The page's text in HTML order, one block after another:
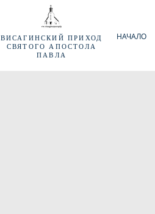
ВИСАГИНСКИЙ ПРИХОД
СВЯТОГО АПОСТОЛА
ПАВЛА
НАЧАЛО